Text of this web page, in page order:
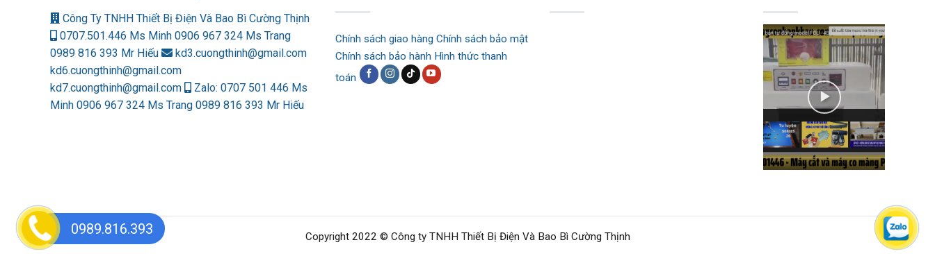
Công Ty TNHH Thiết Bị Điện Và Bao Bì Cường Thịnh
0707.501.446 Ms Minh 0906 967 324 Ms Trang
0989 816 393 Mr Hiếu
kd3.cuongthinh@gmail.com
kd6.cuongthinh@gmail.com
kd7.cuongthinh@gmail.com
Zalo: 0707 501 446 Ms
Minh 0906 967 324 Ms Trang 0989 816 393 Mr Hiếu
Chính sách giao hàng Chính sách bảo mật
Chính sách bảo hành Hình thức thanh
toán
Copyright 2022 © Công ty TNHH Thiết Bị Điện Và Bao Bì Cường Thịnh
0989.816.393